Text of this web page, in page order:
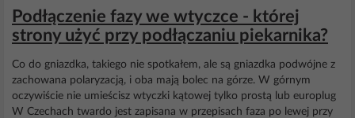
Podłączenie fazy we wtyczce - której
strony użyć przy podłączaniu piekarnika?
Co do gniazdka, takiego nie spotkałem, ale są gniazdka podwójne z
zachowana polaryzacją, i oba mają bolec na górze. W górnym
oczywiście nie umieścisz wtyczki kątowej tylko prostą lub europlug
W Czechach twardo jest zapisana w przepisach faza po lewej przy